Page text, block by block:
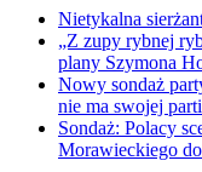
Nietykalna
„Z zupy rybnej
plany Szymona
Nowy sondaż
nie ma swojej
Sondaż: Polacy
Morawieckiego